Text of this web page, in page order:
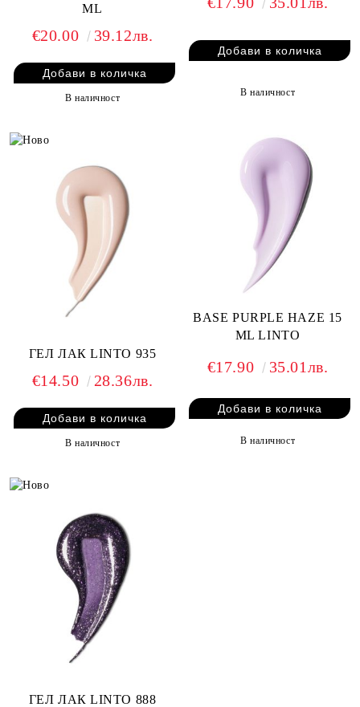
ML
€20.00 39.12лв.
В наличност В наличност
ГЕЛ ЛАК LINTO 935
€14.50 28.36лв.
В наличност
BASE PURPLE HAZE 15
ML LINTO
€17.90 35.01лв.
В наличност
ГЕЛ ЛАК LINTO 888